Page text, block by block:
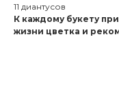
11 диантусов
К каждому букету
жизни цветка и